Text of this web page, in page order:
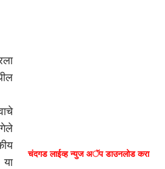
चंदगड लाईव्ह न्युज अॅप डाउनलोड करा